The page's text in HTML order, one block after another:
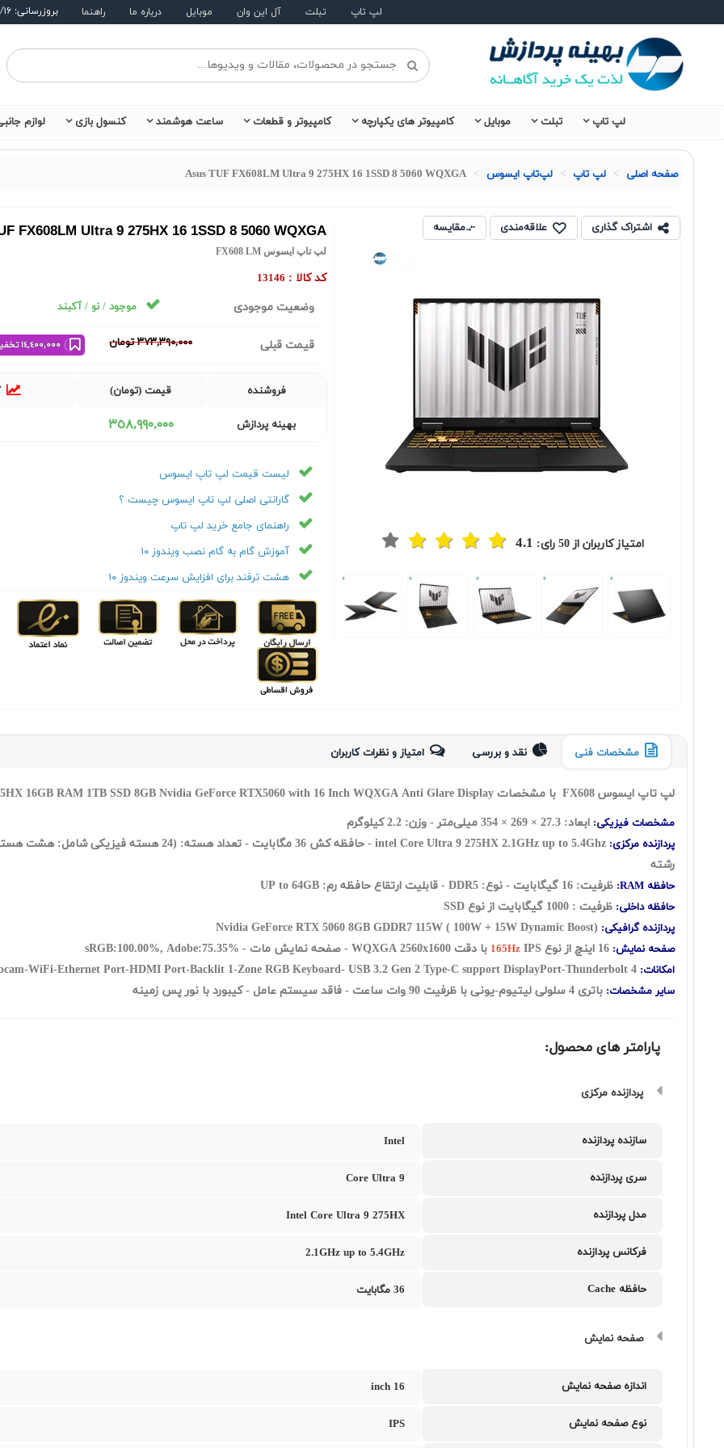
لپ تاپ تبلت آل این وان موبایل درباره ما راهنما بروزرسانی: ۱۴۰۵/۵/۱۶
لپ تاپ تبلت موبایل کامپیوتر های یکپارچه کامپیوتر و قطعات ساعت هوشمند کنسول بازی لوازم
صفحه اصلی لپ تاپ لپ‌تاپ ایسوس Asus TUF FX608LM Ultra 9 275HX 16 1SSD 8 5060 WQXGA
اشتراک گذاری علاقه‌مندی مقایسه
امتیاز کاربران از50رای: 4.1
Previous
Next
FX608LM Ultra 9 275HX 16 1SSD 8 5060 WQXGA
لپ تاپ ایسوس FX608 LM
کد کالا : 13146
وضعیت موجودی موجود / نو / آکبند
قیمت قبلی ٣٧٣,٣٩٠,٠٠٠ تومان ١٤,٤٠٠,٠٠٠ تخفیف خرید نقدی
فروشنده قیمت (تومان)
بهینه پردازش ٣٥٨,٩٩٠,٠٠٠
لیست قیمت لپ تاپ ایسوس
گارانتی اصلی لپ تاپ ایسوس چیست ؟
راهنمای جامع خرید لپ تاپ
آموزش گام به گام نصب ویندوز ۱۰
هشت ترفند برای افزایش سرعت ویندوز ۱۰
مشخصات فنی نقد و بررسی امتیاز و نظرات کاربران
لپ تاپ ایسوس FX608 با مشخصات Asus FX608LM Core Ultra 9 275HX 16 GB RAM 1TB SSD 8GB Nvidia GeForce RTX5060 with 16 Inch WQXGA Anti Glare Display
مشخصات فیزیکی: ابعاد: 27.3 × 269 × 354 میلی‌متر - وزن: 2.2 کیلوگرم
پردازنده مرکزی: intel Core Ultra 9 275HX
رشته
حافظه RAM: ظرفیت: 16 گيگابايت - نوع: DDR5 - قابلیت ارتقاع حافظه رم: UP to 64GB
حافظه داخلی: ظرفیت : 1000 گیگابایت از نوع SSD
پردازنده گرافیکی: Nvidia GeForce RTX 5060 8GB GDDR7 115W ( 100W + 15W Dynamic Boost)
صفحه نمایش: 165Hz IPS با دقت WQXGA 2560x1600 - صفحه نمایش مات - sRGB:100.00%, Adobe:75.35%
امکانات: USB 3.2 Gen 2 Type-C support DisplayPort-Thunderbolt 4
سایر مشخصات: باتری 4 سلولی لیتیوم-یونی با ظرفیت 90 وات ساعت - فاقد سیستم عامل - کیبورد با نور پس زمینه
پارامتر های محصول:
پردازنده مرکزی
سازنده پردازنده Intel
سری پردازنده Core Ultra 9
مدل پردازنده Intel Core Ultra 9 275HX
فرکانس پردازنده 2.1GHz up to 5.4GHz
حافظه Cache 36 مگابایت
صفحه نمایش
اندازه صفحه نمایش 16 inch
نوع صفحه نمایش IPS